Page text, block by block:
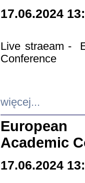
17.06.2024
Live straeam -
Conference
więcej...
European
Academic
17.06.2024